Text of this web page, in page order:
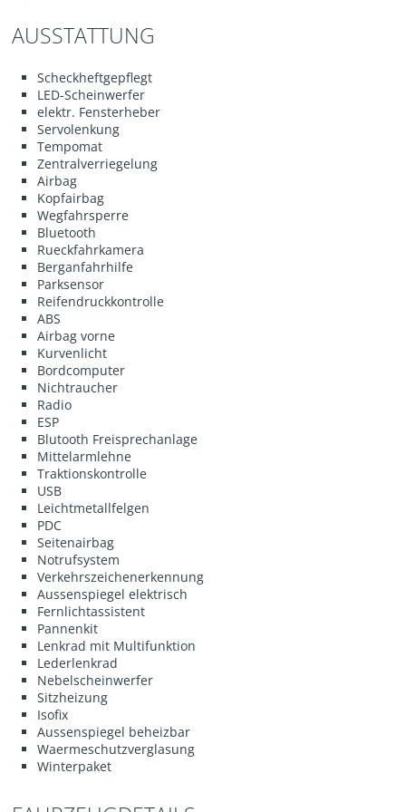
AUSSTATTUNG
Scheckheftgepflegt
LED-Scheinwerfer
elektr. Fensterheber
Servolenkung
Tempomat
Zentralverriegelung
Airbag
Kopfairbag
Wegfahrsperre
Bluetooth
Rueckfahrkamera
Berganfahrhilfe
Parksensor
Reifendruckkontrolle
ABS
Airbag vorne
Kurvenlicht
Bordcomputer
Nichtraucher
Radio
ESP
Blutooth Freisprechanlage
Mittelarmlehne
Traktionskontrolle
USB
Leichtmetallfelgen
PDC
Seitenairbag
Notrufsystem
Verkehrszeichenerkennung
Aussenspiegel elektrisch
Fernlichtassistent
Pannenkit
Lenkrad mit Multifunktion
Lederlenkrad
Nebelscheinwerfer
Sitzheizung
Isofix
Aussenspiegel beheizbar
Waermeschutzverglasung
Winterpaket